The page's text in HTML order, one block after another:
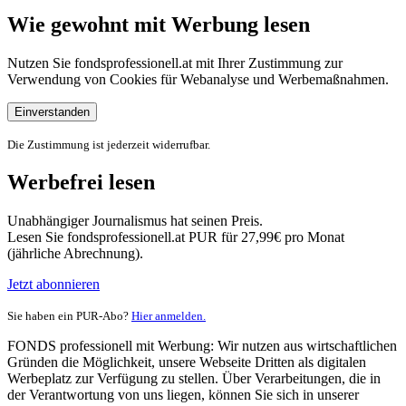
Wie gewohnt mit Werbung lesen
Nutzen Sie fondsprofessionell.at mit Ihrer Zustimmung zur
Verwendung von Cookies für Webanalyse und Werbemaßnahmen.
Einverstanden
Die Zustimmung ist jederzeit widerrufbar.
Werbefrei lesen
Unabhängiger Journalismus hat seinen Preis.
Lesen Sie fondsprofessionell.at PUR für 27,99€ pro Monat
(jährliche Abrechnung).
Jetzt abonnieren
Sie haben ein PUR-Abo? Hier anmelden.
FONDS professionell mit Werbung: Wir nutzen aus wirtschaftlichen
Gründen die Möglichkeit, unsere Webseite Dritten als digitalen
Werbeplatz zur Verfügung zu stellen. Über Verarbeitungen, die in
der Verantwortung von uns liegen, können Sie sich in unserer